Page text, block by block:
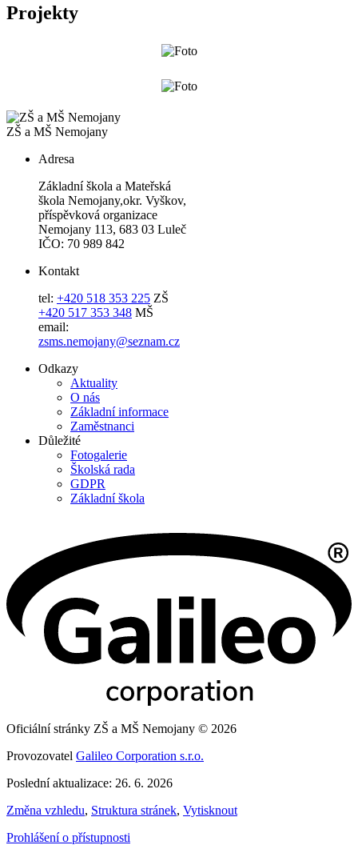
Projekty
ZŠ a MŠ Nemojany
Adresa
Základní škola a Mateřská
škola Nemojany,okr. Vyškov,
příspěvková organizace
Nemojany 113, 683 03 Luleč
IČO: 70 989 842
Kontakt
tel: +420 518 353 225 ZŠ
+420 517 353 348 MŠ
email:
zsms.nemojany@seznam.cz
Odkazy
Aktuality
O nás
Základní informace
Zaměstnanci
Důležité
Fotogalerie
Školská rada
GDPR
Základní škola
Oficiální stránky ZŠ a MŠ Nemojany © 2026
Provozovatel Galileo Corporation s.r.o.
Poslední aktualizace: 26. 6. 2026
Změna vzhledu, Struktura stránek, Vytisknout
Prohlášení o přístupnosti